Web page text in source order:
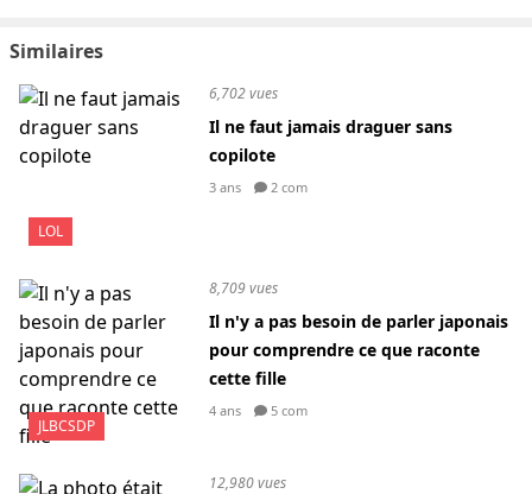
Similaires
LOL
6,702 vues
Il ne faut jamais draguer sans
copilote
3 ans 2 com
JLBCSDP
8,709 vues
Il n'y a pas besoin de parler japonais
pour comprendre ce que raconte
cette fille
4 ans 5 com
12,980 vues